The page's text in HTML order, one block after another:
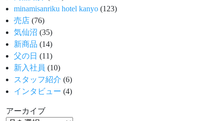
minamisanriku hotel kanyo (123)
売店 (76)
気仙沼 (35)
新商品 (14)
父の日 (11)
新入社員 (10)
スタッフ紹介 (6)
インタビュー (4)
アーカイブ